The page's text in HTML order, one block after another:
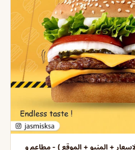
+ المنيو + الموقع ) - مطاعم و